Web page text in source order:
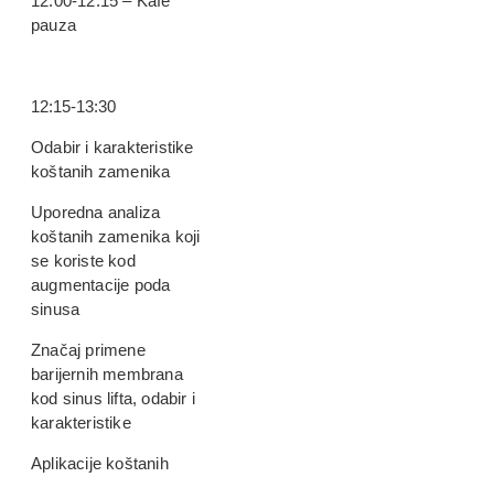
pauza
12:15-13:30
Odabir i karakteristike
koštanih zamenika
Uporedna analiza
koštanih zamenika koji
se koriste kod
augmentacije poda
sinusa
Značaj primene
barijernih membrana
kod sinus lifta, odabir i
karakteristike
Aplikacije koštanih